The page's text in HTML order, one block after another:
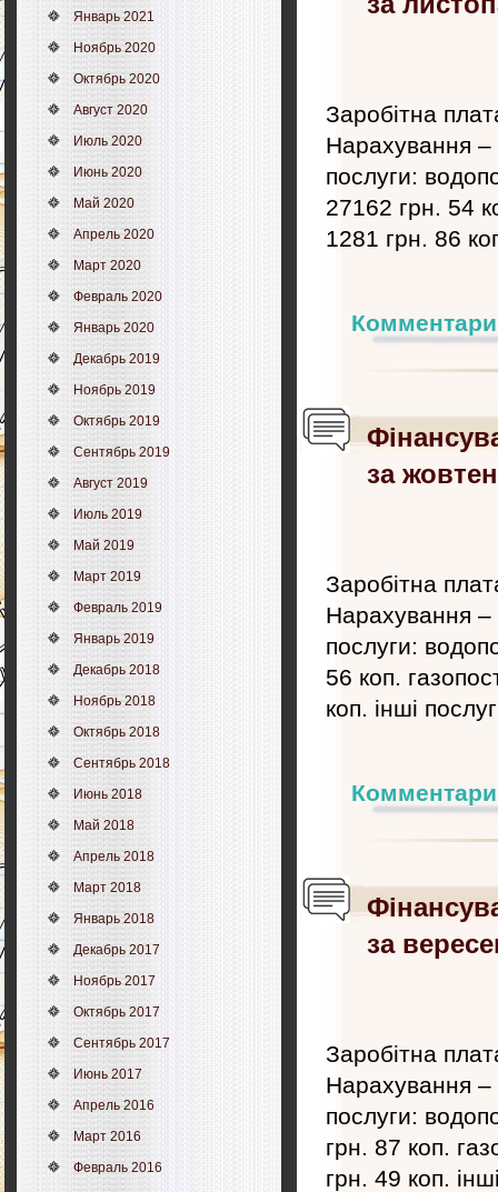
Январь 2021
Ноябрь 2020
Октябрь 2020
Август 2020
Июль 2020
Июнь 2020
Май 2020
Апрель 2020
Март 2020
Февраль 2020
Январь 2020
Декабрь 2019
Ноябрь 2019
Октябрь 2019
Сентябрь 2019
Август 2019
Июль 2019
Май 2019
Март 2019
Февраль 2019
Январь 2019
Декабрь 2018
Ноябрь 2018
Октябрь 2018
Сентябрь 2018
Июнь 2018
Май 2018
Апрель 2018
Март 2018
Январь 2018
Декабрь 2017
Ноябрь 2017
Октябрь 2017
Сентябрь 2017
Июнь 2017
Апрель 2016
Март 2016
Февраль 2016
Заробітна
Нарахування –
послуги:
27162 грн. 54
1281 грн. 86
за
Заробітна
Нарахування –
послуги:
56 коп.
коп. інші
за
Заробітна
Нарахування –
послуги:
грн. 87 коп.
грн. 49 коп.